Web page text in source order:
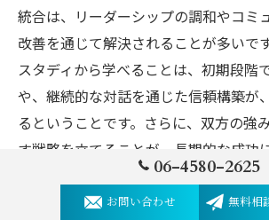
統合は、リーダーシップの調和やコミ
改善を通じて解決されることが多いで
スタディから学べることは、初期段階
や、継続的な対話を通じた信頼構築が
るということです。さらに、双方の強
す戦略を立てることが、長期的な成功
したがって、パートナーシップの構築
成果を最大化することができるでしょ
06-4580-2625
お問い合わせ 無料相